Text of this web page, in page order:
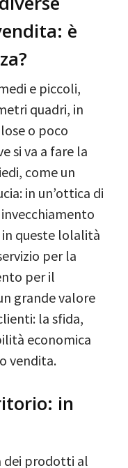
è
e piccoli,
quadri, in
o poco
si va a fare la
come un
in un’ottica di
queste lolalità
per la
per il
grande valore
la sfida,
economica
vendita.
in
dei prodotti al